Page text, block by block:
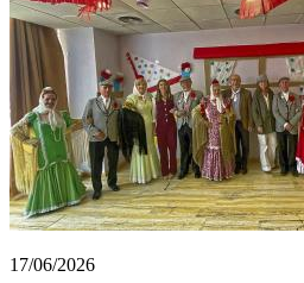
17/06/2026